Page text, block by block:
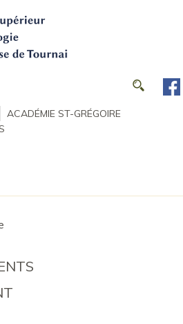
ACADÉMIE ST-GRÉGOIRE